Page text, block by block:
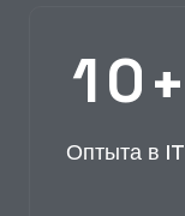
10+
Оптыта в IT